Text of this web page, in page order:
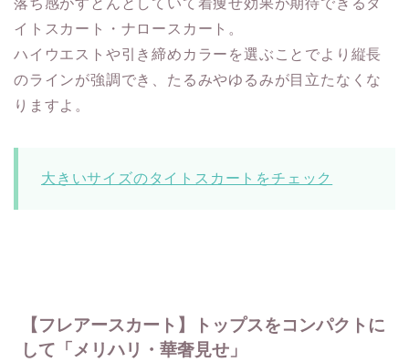
落ち感がすとんとしていて着痩せ効果が期待できるタ
イトスカート・ナロースカート。
ハイウエストや引き締めカラーを選ぶことでより縦長
のラインが強調でき、たるみやゆるみが目立たなくな
りますよ。
大きいサイズのタイトスカートをチェック
【フレアースカート】トップスをコンパクトに
して「メリハリ・華奢見せ」